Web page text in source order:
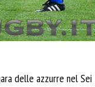
delle azzurre nel Sei